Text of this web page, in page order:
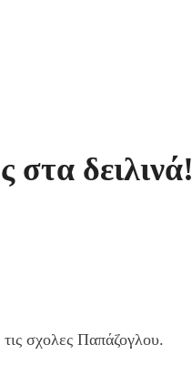
στα δειλινά!
σχολες Παπάζογλου.